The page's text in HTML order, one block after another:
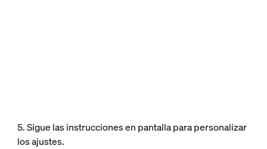
5. Sigue las instrucciones en pantalla para personalizar
los ajustes.